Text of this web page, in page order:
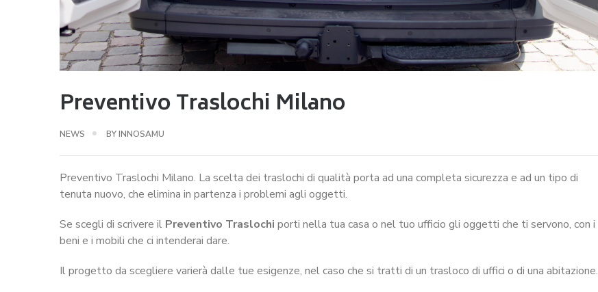
Preventivo Traslochi Milano
NEWS BYINNOSAMU
Preventivo Traslochi Milano. La scelta dei traslochi di qualità porta ad una completa sicurezza e ad un tipo di
tenuta nuovo, che elimina in partenza i problemi agli oggetti.
Se scegli di scrivere il Preventivo Traslochi porti nella tua casa o nel tuo ufficio gli oggetti che ti servono, con i
beni e i mobili che ci intenderai dare.
Il progetto da scegliere varierà dalle tue esigenze, nel caso che si tratti di un trasloco di uffici o di una abitazione.